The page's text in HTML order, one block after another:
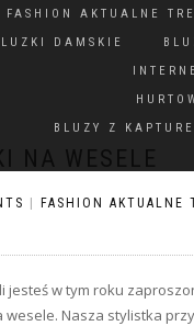
FASHION AKTUALNE
DAMSKIE
BLUZY Z
NA WESELE
FASHION AKTUALNE
jesteś w tym roku
wesele. Nasza stylistka